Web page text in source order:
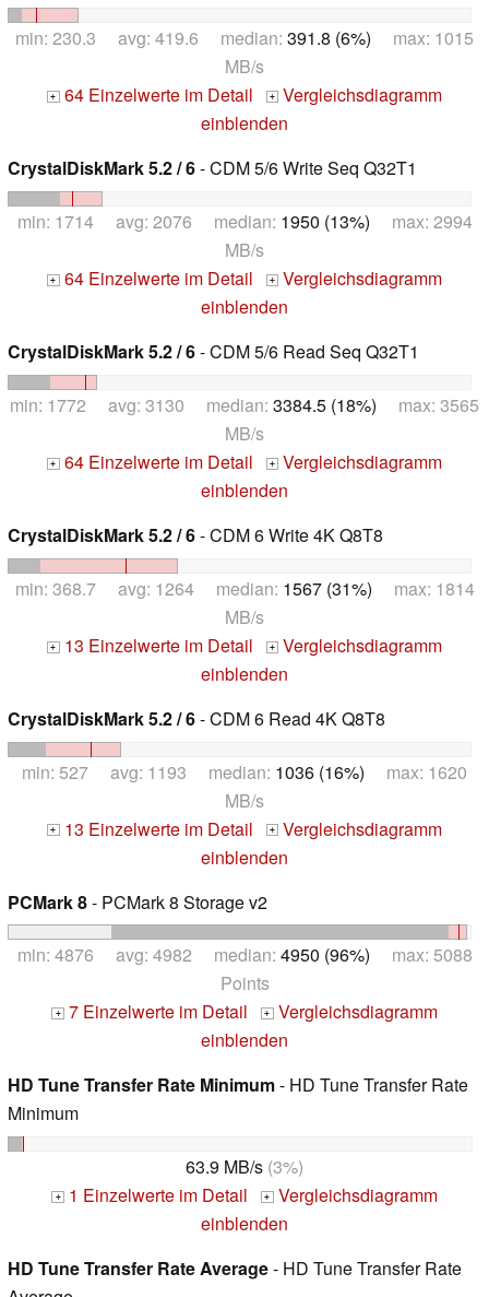
min: 230.3 avg: 419.6 median: 391.8 (6%) max: 1015
MB/s
+ 64 Einzelwerte im Detail +
Vergleichsdiagramm
einblenden
CrystalDiskMark 5.2 / 6- CDM 5/6 Write Seq Q32T1
min: 1714 avg: 2076 median: 1950 (13%) max: 2994
MB/s
+ 64 Einzelwerte im Detail +
Vergleichsdiagramm
einblenden
CrystalDiskMark 5.2 / 6- CDM 5/6 Read Seq Q32T1
min: 1772 avg: 3130 median: 3384.5 (18%) max: 3565
MB/s
+ 64 Einzelwerte im Detail +
Vergleichsdiagramm
einblenden
CrystalDiskMark 5.2 / 6- CDM 6 Write 4K Q8T8
min: 368.7 avg: 1264 median: 1567 (31%) max: 1814
MB/s
+ 13 Einzelwerte im Detail +
Vergleichsdiagramm
einblenden
CrystalDiskMark 5.2 / 6- CDM 6 Read 4K Q8T8
min: 527 avg: 1193 median: 1036 (16%) max: 1620
MB/s
+ 13 Einzelwerte im Detail +
Vergleichsdiagramm
einblenden
PCMark 8- PCMark 8 Storage v2
min: 4876 avg: 4982 median: 4950 (96%) max: 5088
Points
+ 7 Einzelwerte im Detail + Vergleichsdiagramm
einblenden
HD Tune Transfer Rate Minimum- HD Tune Transfer Rate
Minimum
63.9 MB/s (3%)
+ 1 Einzelwerte im Detail + Vergleichsdiagramm
einblenden
HD Tune Transfer Rate Average- HD Tune Transfer Rate